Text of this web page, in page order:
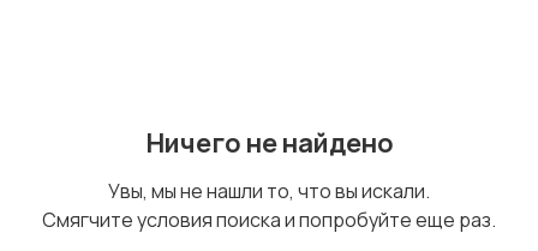
мультиварки
воды
Ничего не найдено
Увы, мы не нашли то, что вы искали.
Смягчите условия поиска и попробуйте еще раз.